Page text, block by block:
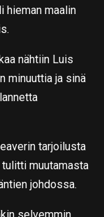
hieman maalin
nähtiin Luis
minuuttia ja sinä
tarjoilusta
muutamasta
johdossa.
selvemmin